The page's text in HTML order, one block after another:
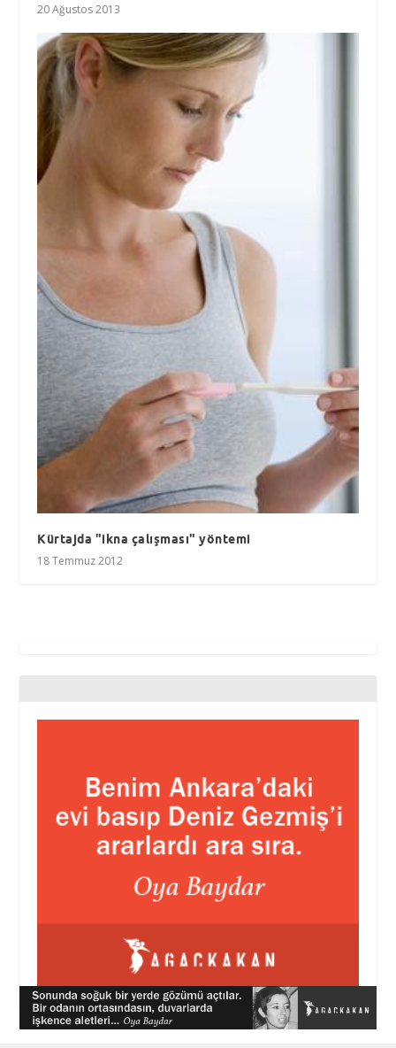
20 Ağustos 2013
Kürtajda "ikna çalışması" yöntemi
18 Temmuz 2012